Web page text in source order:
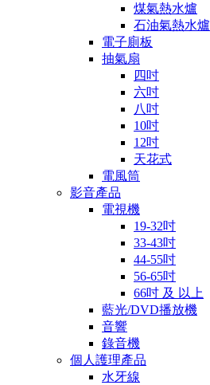
煤氣熱水爐
石油氣熱水爐
電子廁板
抽氣扇
四吋
六吋
八吋
10吋
12吋
天花式
電風筒
影音產品
電視機
19-32吋
33-43吋
44-55吋
56-65吋
66吋 及 以上
藍光/DVD播放機
音響
錄音機
個人護理產品
水牙線